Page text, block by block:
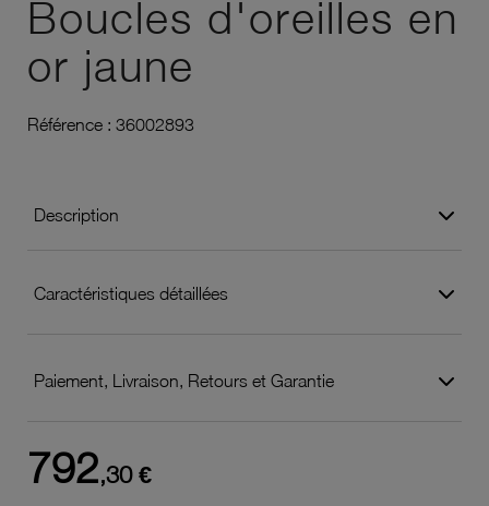
Boucles d'oreilles en
or jaune
Référence : 36002893
Description
Caractéristiques détaillées
Paiement, Livraison, Retours et Garantie
792,30 €